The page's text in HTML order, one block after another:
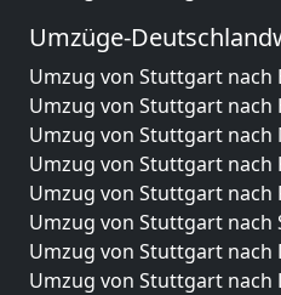
Umzüge-
Umzug von Stuttgart nach
Umzug von Stuttgart nach
Umzug von Stuttgart nach
Umzug von Stuttgart nach
Umzug von Stuttgart nach
Umzug von Stuttgart
Umzug von Stuttgart nach
Umzug von Stuttgart nach